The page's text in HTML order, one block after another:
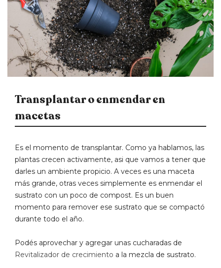
Transplantar o enmendar en
macetas
Es el momento de transplantar. Como ya hablamos, las
plantas crecen activamente, asi que vamos a tener que
darles un ambiente propicio. A veces es una maceta
más grande, otras veces simplemente es enmendar el
sustrato con un poco de compost. Es un buen
momento para remover ese sustrato que se compactó
durante todo el año.
Podés aprovechar y agregar unas cucharadas de
Revitalizador de crecimiento a la mezcla de sustrato.